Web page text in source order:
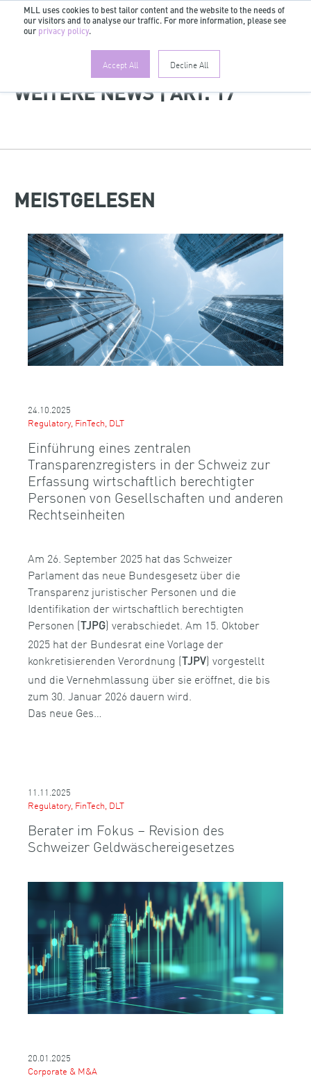
MLL uses cookies to best tailor content and the website to the needs of
our visitors and to analyse our traffic. For more information, please see
our privacy policy.
Accept All Decline All
DE
WEITERE NEWS | ART. 17
MEISTGELESEN
24.10.2025
Regulatory, FinTech, DLT
Einführung eines zentralen
Transparenzregisters in der Schweiz zur
Erfassung wirtschaftlich berechtigter
Personen von Gesellschaften und anderen
Rechtseinheiten
Am 26. September 2025 hat das Schweizer
Parlament das neue Bundesgesetz über die
Transparenz juristischer Personen und die
Identifikation der wirtschaftlich berechtigten
Personen ( TJPG) verabschiedet. Am 15. Oktober
2025 hat der Bundesrat eine Vorlage der
konkretisierenden Verordnung ( TJPV) vorgestellt
und die Vernehmlassung über sie eröffnet, die bis
zum 30. Januar 2026 dauern wird.
Das neue Ges…
11.11.2025
Regulatory, FinTech, DLT
Berater im Fokus – Revision des
Schweizer Geldwäschereigesetzes
20.01.2025
Corporate & M&A